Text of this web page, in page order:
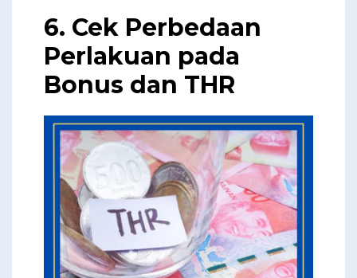
6. Cek Perbedaan
Perlakuan pada
Bonus dan THR